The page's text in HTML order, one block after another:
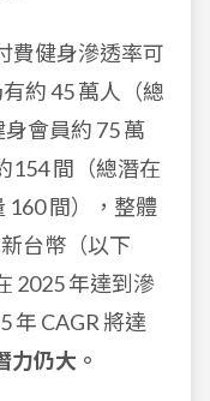
費健身滲透率可
約 45 萬人（總
會員約 75 萬
154 間（總潛在
160 間），整體
台幣（以下
2025 年達到滲
年 CAGR 將達
力仍大。